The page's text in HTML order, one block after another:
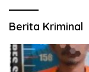
Berita Kriminal